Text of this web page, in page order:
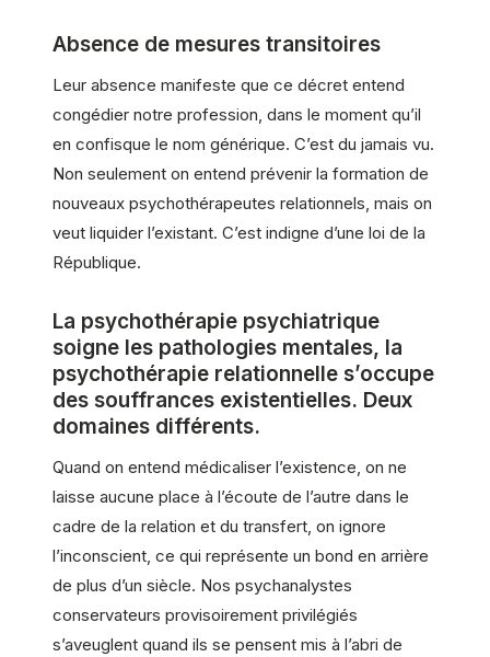
Absence de mesures transitoires
Leur absence manifeste que ce décret entend
congédier notre profession, dans le moment qu’il
en confisque le nom générique. C’est du jamais vu.
Non seulement on entend prévenir la formation de
nouveaux psychothérapeutes relationnels, mais on
veut liquider l’existant. C’est indigne d’une loi de la
République.
La psychothérapie psychiatrique
soigne les pathologies mentales, la
psychothérapie relationnelle s’occupe
des souffrances existentielles. Deux
domaines différents.
Quand on entend médicaliser l’existence, on ne
laisse aucune place à l’écoute de l’autre dans le
cadre de la relation et du transfert, on ignore
l’inconscient, ce qui représente un bond en arrière
de plus d’un siècle. Nos psychanalystes
conservateurs provisoirement privilégiés
s’aveuglent quand ils se pensent mis à l’abri de